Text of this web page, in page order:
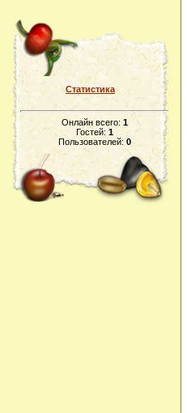
Статистика
Онлайн всего: 1
Гостей: 1
Пользователей: 0